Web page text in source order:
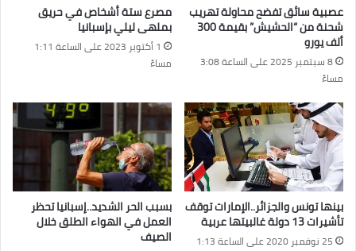
عصبية سائق تفضح محاولة تهريب
شحنة من “الحشيش” بقيمة 300
ألف يورو
8 سبتمبر 2025 على الساعة 3:08
مساءً
مصرع ستة أشخاص في حريق
بملهى ليلي بإسبانيا
1 أكتوبر 2023 على الساعة 1:11
مساءً
بينها تونس والجزائر..الإمارات توقف
تأشيرات 13 دولة غالبيتها عربية
25 نوفمبر 2020 على الساعة 1:13
بسبب الحر الشديد..إسبانيا تحظر
العمل في الهواء الطلق خلال
الصيف